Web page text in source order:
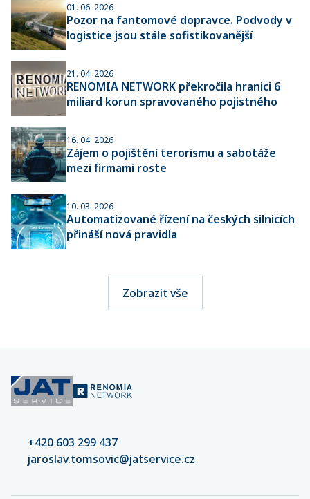
01. 06. 2026
Pozor na fantomové dopravce. Podvody v
logistice jsou stále sofistikovanější
21. 04. 2026
RENOMIA NETWORK překročila hranici 6
miliard korun spravovaného pojistného
16. 04. 2026
Zájem o pojištění terorismu a sabotáže
mezi firmami roste
10. 03. 2026
Automatizované řízení na českých silnicích
přináší nová pravidla
Zobrazit vše
+420 603 299 437
jaroslav.tomsovic@jatservice.cz